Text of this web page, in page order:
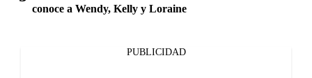
conoce a Wendy, Kelly y Loraine
PUBLICIDAD